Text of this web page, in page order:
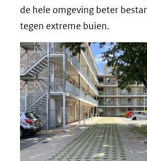
de hele omgeving beter
tegen extreme buien.